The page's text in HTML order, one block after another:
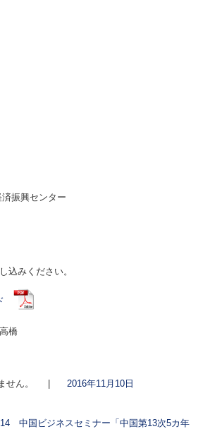
振興センター
込みください。
橋
ん。 | 2016年11月10日
中国ビジネスセミナー「中国第13次5カ年